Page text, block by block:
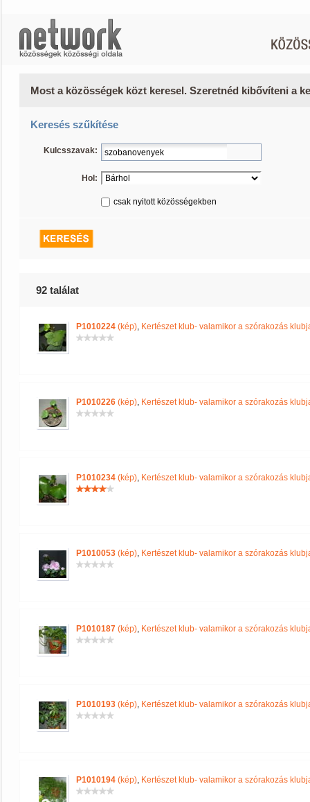
Most a közösségek közt keresel. Szeretnéd kibővíteni a
Keresés szűkítése
Kulcsszavak:
Hol:
csak nyitott közösségekben
92 találat
P1010224 (kép), Kertészet klub- valamikor a szórakozás
P1010226 (kép), Kertészet klub- valamikor a szórakozás
P1010234 (kép), Kertészet klub- valamikor a szórakozás
P1010053 (kép), Kertészet klub- valamikor a szórakozás
P1010187 (kép), Kertészet klub- valamikor a szórakozás
P1010193 (kép), Kertészet klub- valamikor a szórakozás
P1010194 (kép), Kertészet klub- valamikor a szórakozás